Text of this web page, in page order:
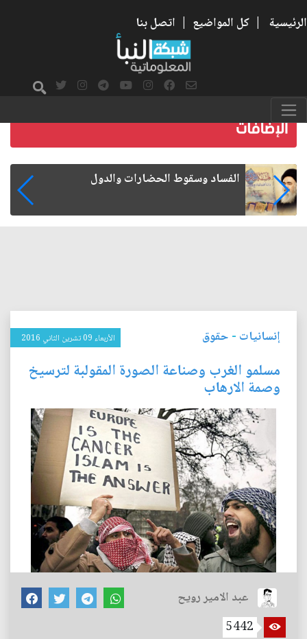
الرئيسية | كل المواضيع | اتصل بنا
رواتب الموظفين على صفيح ساخن
إنسانيات - حقوق الأربعاء 09 تشرين الثاني 2016
مسلمو الغرب وصناعة الصورة المقولبة لترسيخ
وصمة الارهاب
عبد الامير رويح
5442